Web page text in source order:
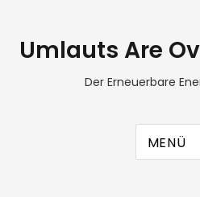
Umlauts Are
Der Erneuerbare
MENÜ